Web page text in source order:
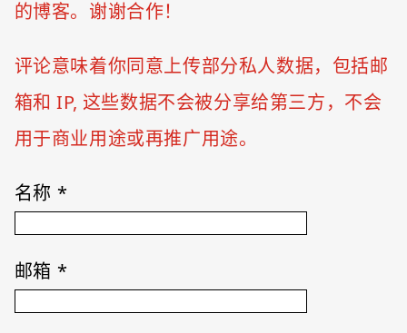
的博客。谢谢合作！
评论意味着你同意上传部分私人数据，包括邮
箱和 IP, 这些数据不会被分享给第三方，不会
用于商业用途或再推广用途。
名称 *
邮箱 *